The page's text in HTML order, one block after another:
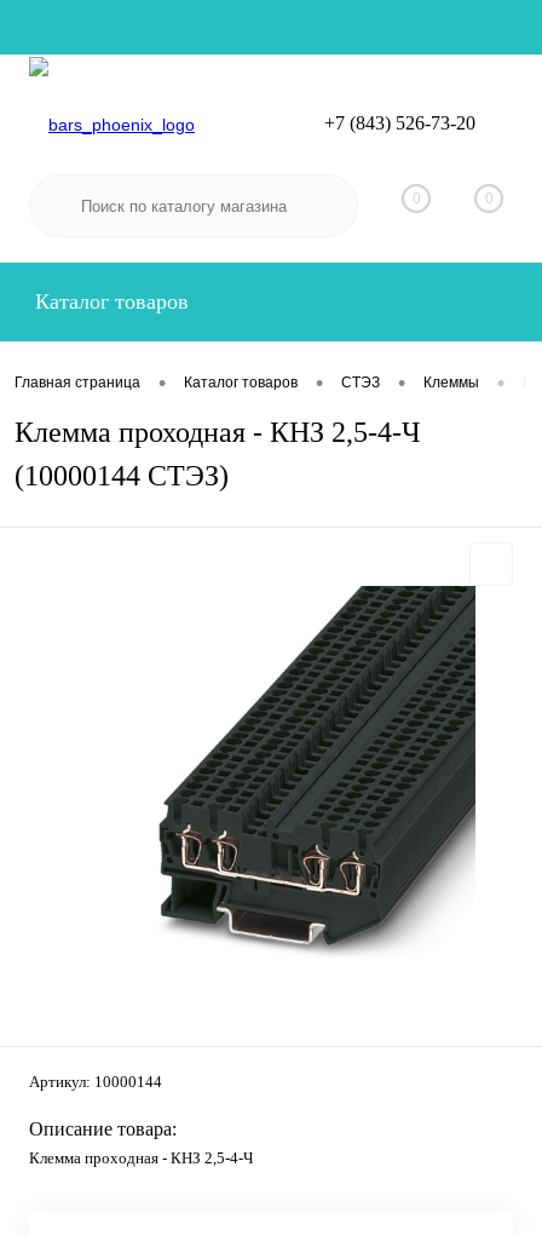
Вход
+7 (843) 526-73-20
0 0
Каталог товаров
Главная страница • Каталог товаров • СТЭЗ • Клеммы •
Клемма проходная - КНЗ 2,5-4-Ч
(10000144 СТЭЗ)
Артикул: 10000144
Описание товара:
Клемма проходная - КНЗ 2,5-4-Ч